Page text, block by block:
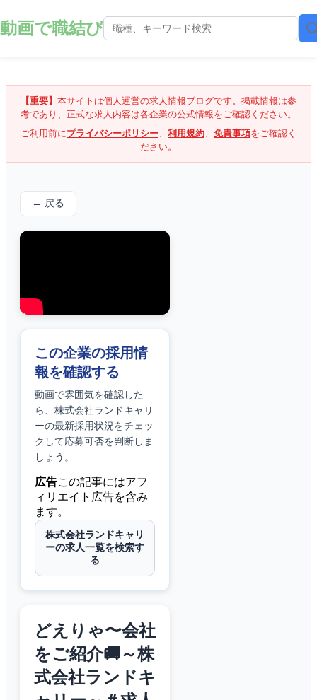
動画で職結び
【重要】 本サイトは個人運営の求人情報ブログです。掲載情報は参
考であり、正式な求人内容は各企業の公式情報をご確認ください。
ご利用前にプライバシーポリシー、 利用規約、 免責事項をご確認く
ださい。
← 戻る
この企業の採用情
報を確認する
動画で雰囲気を確認した
ら、 株式会社ランドキャリ
ーの最新採用状況をチェッ
クして応募可否を判断しま
しょう。
広告この記事にはアフ
ィリエイト広告を含み
ます。
株式会社ランドキャリ
ーの求人一覧を検索す
る
どえりゃ〜会社
をご紹介🚚～株
式会社ランドキ